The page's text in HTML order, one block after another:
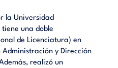
la Universidad
una doble
de Licenciatura) en
Administración y Dirección
realizó un